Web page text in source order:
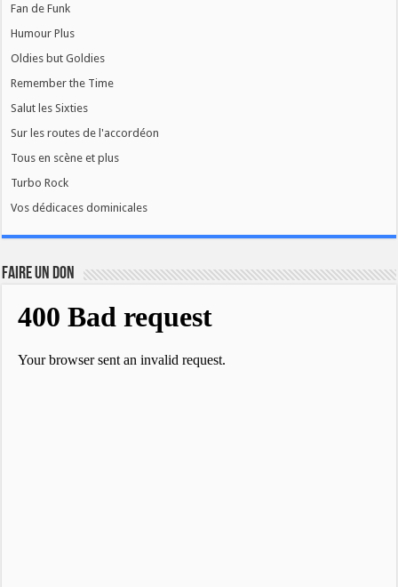
Fan de Funk
Humour Plus
Oldies but Goldies
Remember the Time
Salut les Sixties
Sur les routes de l'accordéon
Tous en scène et plus
Turbo Rock
Vos dédicaces dominicales
FAIRE UN DON